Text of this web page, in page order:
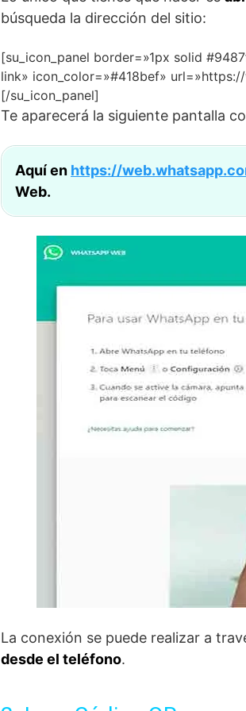
búsqueda la dirección del sitio:
[su_icon_panel border=»1px solid
link» icon_color=»#418bef»
[/su_icon_panel]
Te aparecerá la siguiente pantalla
Aquí en https://
Web.
La conexión se puede realizar a
desde el teléfono.